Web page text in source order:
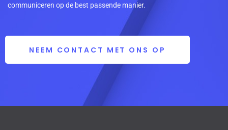
communiceren op de best passende manier.
NEEM CONTACT MET ONS OP